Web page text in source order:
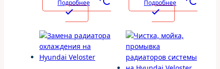
Подробнее Подробнее